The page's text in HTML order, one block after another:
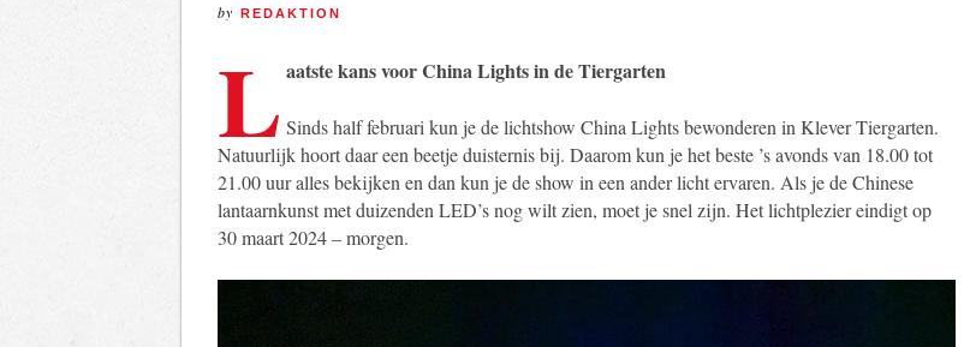
by REDAKTION
L aatste kans voor China Lights in de Tiergarten
Sinds half februari kun je de lichtshow China Lights bewonderen in Klever Tiergarten.
Natuurlijk hoort daar een beetje duisternis bij. Daarom kun je het beste ’s avonds van 18.00 tot
21.00 uur alles bekijken en dan kun je de show in een ander licht ervaren. Als je de Chinese
lantaarnkunst met duizenden LED’s nog wilt zien, moet je snel zijn. Het lichtplezier eindigt op
30 maart 2024 – morgen.